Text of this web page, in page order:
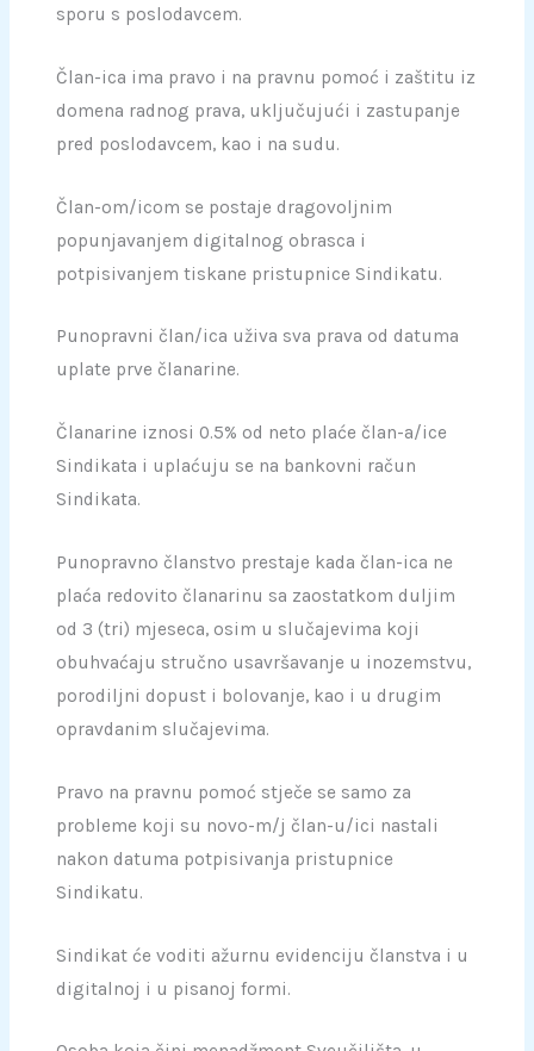
sporu s poslodavcem.
Član-ica ima pravo i na pravnu pomoć i zaštitu iz
domena radnog prava, uključujući i zastupanje
pred poslodavcem, kao i na sudu.
Član-om/icom se postaje dragovoljnim
popunjavanjem digitalnog obrasca i
potpisivanjem tiskane pristupnice Sindikatu.
Punopravni član/ica uživa sva prava od datuma
uplate prve članarine.
Članarine iznosi 0.5% od neto plaće član-a/ice
Sindikata i uplaćuju se na bankovni račun
Sindikata.
Punopravno članstvo prestaje kada član-ica ne
plaća redovito članarinu sa zaostatkom duljim
od 3 (tri) mjeseca, osim u slučajevima koji
obuhvaćaju stručno usavršavanje u inozemstvu,
porodiljni dopust i bolovanje, kao i u drugim
opravdanim slučajevima.
Pravo na pravnu pomoć stječe se samo za
probleme koji su novo-m/j član-u/ici nastali
nakon datuma potpisivanja pristupnice
Sindikatu.
Sindikat će voditi ažurnu evidenciju članstva i u
digitalnoj i u pisanoj formi.